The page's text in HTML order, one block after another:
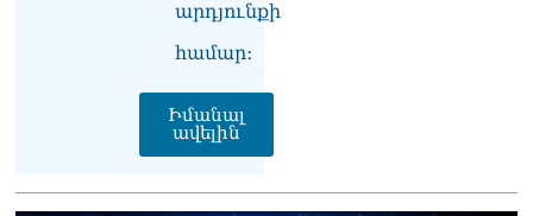
արդյունքի
համար։
Իմանալ
ավելին